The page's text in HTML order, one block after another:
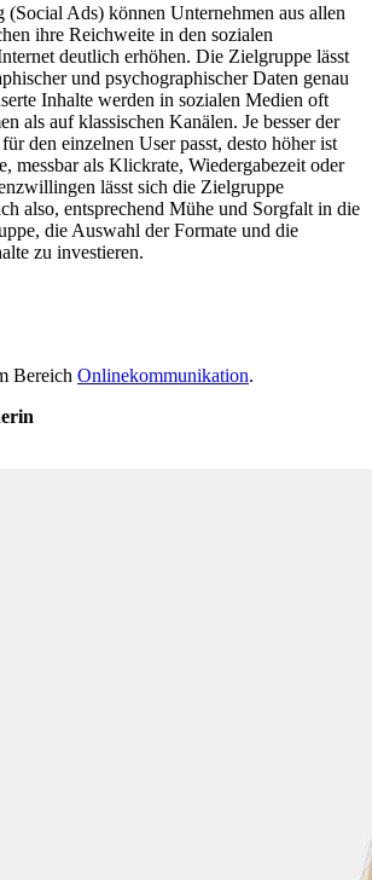
(Social Ads) können Unternehmen aus allen
ihre Reichweite in den sozialen
deutlich erhöhen. Die Zielgruppe lässt
und psychographischer Daten genau
Inhalte werden in sozialen Medien oft
als auf klassischen Kanälen. Je besser der
den einzelnen User passt, desto höher ist
messbar als Klickrate, Wiedergabezeit oder
lässt sich die Zielgruppe
also, entsprechend Mühe und Sorgfalt in die
die Auswahl der Formate und die
zu investieren.
Bereich Onlinekommunikation.